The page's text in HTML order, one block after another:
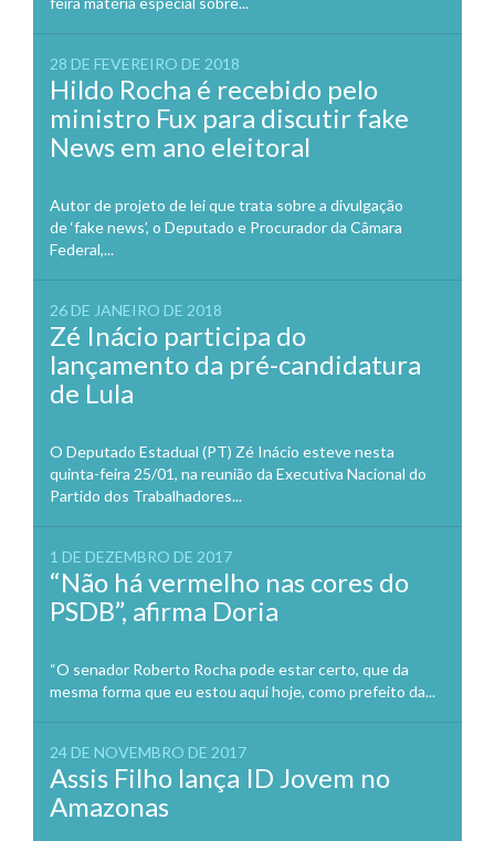
28 DE FEVEREIRO DE 2018
Hildo Rocha é recebido pelo
ministro Fux para discutir fake
News em ano eleitoral
Autor de projeto de lei que trata sobre a divulgação
de ‘fake news’, o Deputado e Procurador da Câmara
Federal,...
26 DE JANEIRO DE 2018
Zé Inácio participa do
lançamento da pré-candidatura
de Lula
O Deputado Estadual (PT) Zé Inácio esteve nesta
quinta-feira 25/01, na reunião da Executiva Nacional do
Partido dos Trabalhadores...
1 DE DEZEMBRO DE 2017
“Não há vermelho nas cores do
PSDB”, afirma Doria
“O senador Roberto Rocha pode estar certo, que da
mesma forma que eu estou aqui hoje, como prefeito da...
24 DE NOVEMBRO DE 2017
Assis Filho lança ID Jovem no
Amazonas